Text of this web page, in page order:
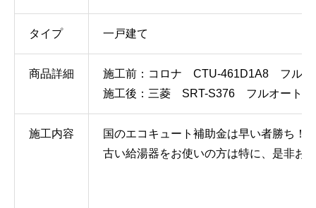
タイプ 一戸建て
商品詳細
施工前：コロナ CTU-461D1A8 フルオ
施工後：三菱 SRT-S376 フルオート
施工内容
国のエコキュート補助金は早い者勝ち！
古い給湯器をお使いの方は特に、是非お